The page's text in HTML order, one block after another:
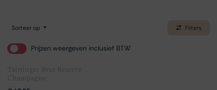
Sorteer op Filters
Prijzen weergeven inclusief BTW